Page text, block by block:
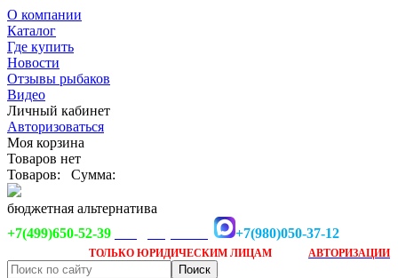
О компании
Каталог
Где купить
Новости
Отзывы рыбаков
Видео
Личный кабинет
Авторизоваться
Моя корзина
Товаров нет
Товаров:
Сумма:
бюджетная альтернатива
+7(499)650-52-39
+7(980)050-37-12
ТОЛЬКО ЮРИДИЧЕСКИМ ЛИЦАМ АВТОРИЗАЦИИ